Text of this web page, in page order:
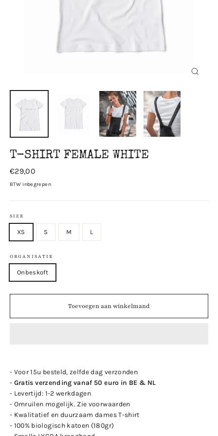
T-SHIRT FEMALE WHITE
Prijs
€29,00
BTW inbegrepen
SIZE
XS S M L
ORGANISATIE
Onbeskoft
Toevoegen aan winkelmand
- Voor 15u besteld, zelfde dag verzonden
- Gratis verzending vanaf 50 euro in BE & NL
- Levertijd: 1-2 werkdagen
- Omruilen mogelijk. Zie voorwaarden
- Kwalitatief en duurzaam dames T-shirt
- 100% biologisch katoen (180gr)